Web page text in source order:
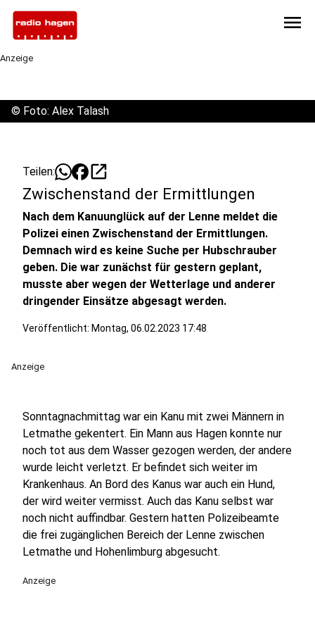
menu
Anzeige
© Foto: Alex Talash
Teilen: open_in_new
Zwischenstand der Ermittlungen
Nach dem Kanuunglück auf der Lenne meldet die
Polizei einen Zwischenstand der Ermittlungen.
Demnach wird es keine Suche per Hubschrauber
geben. Die war zunächst für gestern geplant,
musste aber wegen der Wetterlage und anderer
dringender Einsätze abgesagt werden.
Veröffentlicht: Montag, 06.02.2023 17:48
Anzeige
Sonntagnachmittag war ein Kanu mit zwei Männern in
Letmathe gekentert. Ein Mann aus Hagen konnte nur
noch tot aus dem Wasser gezogen werden, der andere
wurde leicht verletzt. Er befindet sich weiter im
Krankenhaus. An Bord des Kanus war auch ein Hund,
der wird weiter vermisst. Auch das Kanu selbst war
noch nicht auffindbar. Gestern hatten Polizeibeamte
die frei zugänglichen Bereich der Lenne zwischen
Letmathe und Hohenlimburg abgesucht.
Anzeige